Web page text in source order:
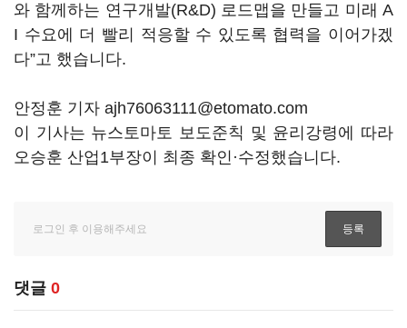
와 함께하는 연구개발(R&D) 로드맵을 만들고 미래 A
I 수요에 더 빨리 적응할 수 있도록 협력을 이어가겠
다”고 했습니다.
안정훈 기자 ajh76063111@etomato.com
이 기사는 뉴스토마토 보도준칙 및 윤리강령에 따라
오승훈 산업1부장이 최종 확인·수정했습니다.
댓글 0